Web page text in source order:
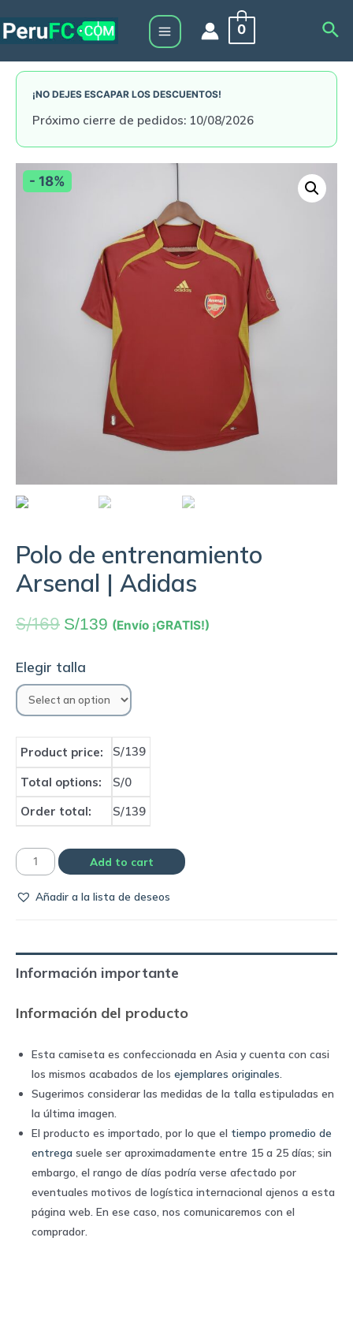
to
Main
Menu
0
¡NO DEJES ESCAPAR LOS DESCUENTOS!
Próximo cierre de pedidos: 10/08/2026
- 18%
Polo de entrenamiento
Arsenal | Adidas
S/169 S/139 (Envío ¡GRATIS!)
Elegir talla
Product price: S/139
Total options:
S/0
Order total:
S/139
Polo
entrenamiento
Adidas
quantity
Add to cart
Añadir a la lista de deseos
Información importante
Información del producto
Esta camiseta es confeccionada en Asia y cuenta con casi
los mismos acabados de los ejemplares originales
Sugerimos considerar las medidas de la talla estipuladas en
la última imagen.
El producto es importado, por lo que el tiempo promedio de
entrega suele ser aproximadamente entre 15 a 25 días; sin
embargo, el rango de días podría verse afectado por
eventuales motivos de logística internacional ajenos a esta
página web. En ese caso, nos comunicaremos con el
comprador.